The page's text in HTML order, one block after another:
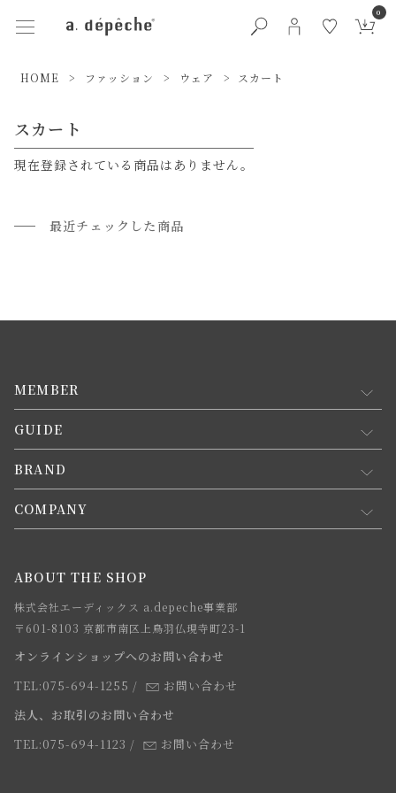
0
HOME ファッション ウェア スカート
スカート
現在登録されている商品はありません。
最近チェックした商品
MEMBER
マイページ
新規会員登録
会員規約について
GUIDE
お買い物ガイド
会員登録について
お支払方法について
お届けについて
よくあるご質問
BRAND
コンセプト
webカタログ
COMPANY
店舗一覧
求人情報
法人のお客様
スタッフ
ABOUT THE SHOP
株式会社エーディックス a.depeche事業部
〒601-8103 京都市南区上鳥羽仏現寺町23-1
オンラインショップへのお問い合わせ
TEL:075-694-1255 /
お問い合わせ
法人、お取引のお問い合わせ
TEL:075-694-1123 / お問い合わせ